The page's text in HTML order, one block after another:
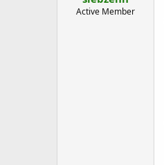
Active Member